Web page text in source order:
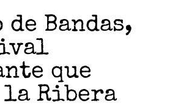
Bandas,
que
Ribera